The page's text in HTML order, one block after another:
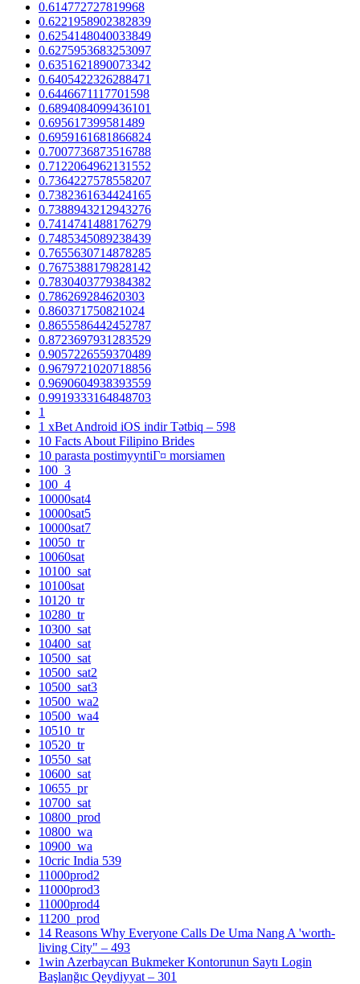
0.614772727819968
0.6221958902382839
0.6254148040033849
0.6275953683253097
0.6351621890073342
0.6405422326288471
0.6446671117701598
0.6894084099436101
0.695617399581489
0.6959161681866824
0.7007736873516788
0.7122064962131552
0.7364227578558207
0.7382361634424165
0.7388943212943276
0.7414741488176279
0.7485345089238439
0.7655630714878285
0.7675388179828142
0.7830403779384382
0.786269284620303
0.860371750821024
0.8655586442452787
0.8723697931283529
0.9057226559370489
0.9679721020718856
0.9690604938393559
0.9919333164848703
1
1 xBet Android iOS indir Tətbiq – 598
10 Facts About Filipino Brides
10 parasta postimyyntiГ¤ morsiamen
100_3
100_4
10000sat4
10000sat5
10000sat7
10050_tr
10060sat
10100_sat
10100sat
10120_tr
10280_tr
10300_sat
10400_sat
10500_sat
10500_sat2
10500_sat3
10500_wa2
10500_wa4
10510_tr
10520_tr
10550_sat
10600_sat
10655_pr
10700_sat
10800_prod
10800_wa
10900_wa
10cric India 539
11000prod2
11000prod3
11000prod4
11200_prod
14 Reasons Why Everyone Calls De Uma Nang A 'worth-
living City" – 493
1win Azerbaycan Bukmeker Kontorunun Saytı Login
Başlanğıc Qeydiyyat – 301